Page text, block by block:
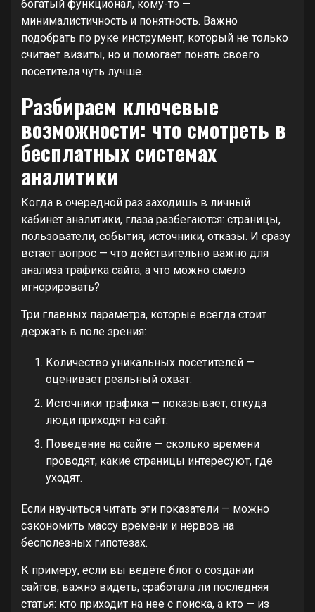
богатый функционал, кому-то —
минималистичность и понятность. Важно
подобрать по руке инструмент, который не только
считает визиты, но и помогает понять своего
посетителя чуть лучше.
Разбираем ключевые
возможности: что смотреть в
бесплатных системах
аналитики
Когда в очередной раз заходишь в личный
кабинет аналитики, глаза разбегаются: страницы,
пользователи, события, источники, отказы. И сразу
встает вопрос — что действительно важно для
анализа трафика сайта, а что можно смело
игнорировать?
Три главных параметра, которые всегда стоит
держать в поле зрения:
Количество уникальных посетителей —
оценивает реальный охват.
Источники трафика — показывает, откуда
люди приходят на сайт.
Поведение на сайте — сколько времени
проводят, какие страницы интересуют, где
уходят.
Если научиться читать эти показатели — можно
сэкономить массу времени и нервов на
бесполезных гипотезах.
К примеру, если вы ведёте блог о создании
сайтов, важно видеть, сработала ли последняя
статья: кто приходит на нее с поиска, а кто — из